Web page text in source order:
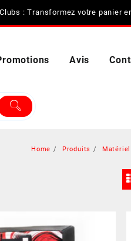
Clubs : Transformez votre panier
Avis
Home Produits